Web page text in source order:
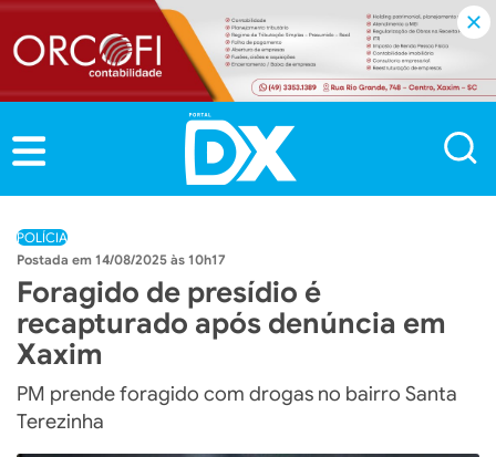
POLÍCIA
14/08/2025 às 10h17
Foragido de presídio é
recapturado após denúncia em
Xaxim
PM prende foragido com drogas no bairro Santa
Terezinha